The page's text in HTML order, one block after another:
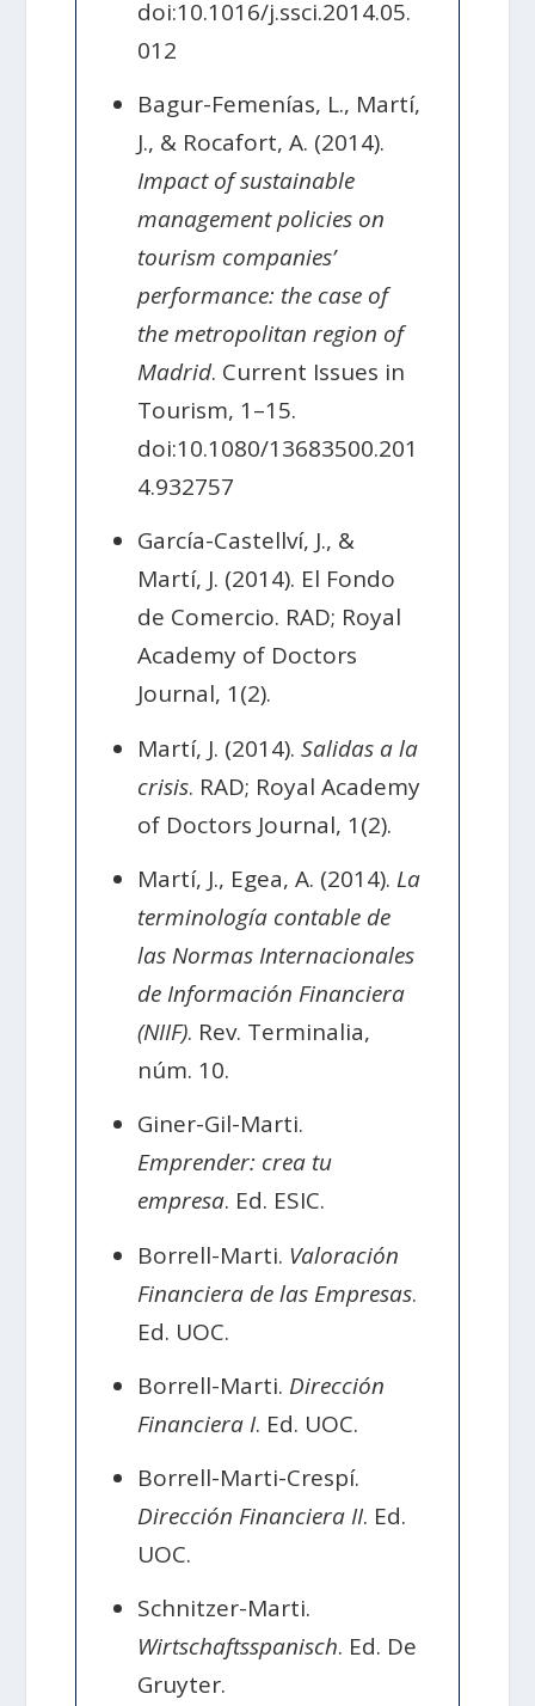
doi:10.1016/j.ssci.2014.05.
012
Bagur-Femenías, L., Martí,
J., & Rocafort, A. (2014).
Impact of sustainable
management policies on
tourism companies’
performance: the case of
the metropolitan region of
Madrid. Current Issues in
Tourism, 1–15.
doi:10.1080/13683500.201
4.932757
García-Castellví, J., &
Martí, J. (2014). El Fondo
de Comercio. RAD; Royal
Academy of Doctors
Journal, 1(2).
Martí, J. (2014).Salidas a la
crisis. RAD; Royal Academy
of Doctors Journal, 1(2).
Martí, J., Egea, A. (2014). La
terminología contable de
las Normas Internacionales
de Información Financiera
(NIIF). Rev. Terminalia,
núm. 10.
Giner-Gil-Marti.
Emprender: crea tu
empresa. Ed. ESIC.
Borrell-Marti. Valoración
Financiera de las Empresas.
Ed. UOC.
Borrell-Marti. Dirección
Financiera I. Ed. UOC.
Borrell-Marti-Crespí.
Dirección Financiera II. Ed.
UOC.
Schnitzer-Marti.
Wirtschaftsspanisch. Ed. De
Gruyter.